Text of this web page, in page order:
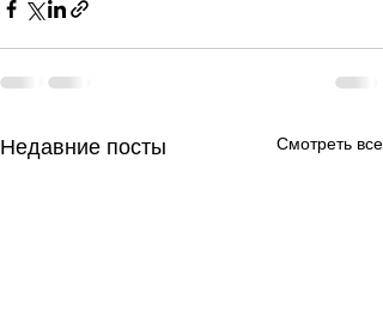
Недавние посты Смотреть все